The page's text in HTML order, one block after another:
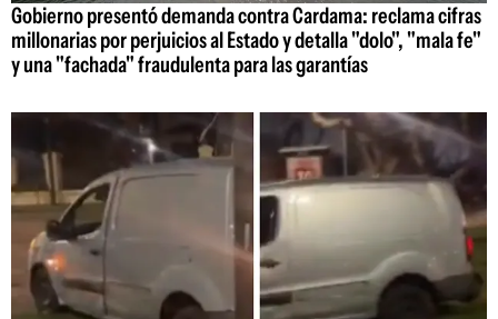
Gobierno presentó demanda contra Cardama: reclama cifras
millonarias por perjuicios al Estado y detalla "dolo", "mala fe"
y una "fachada" fraudulenta para las garantías